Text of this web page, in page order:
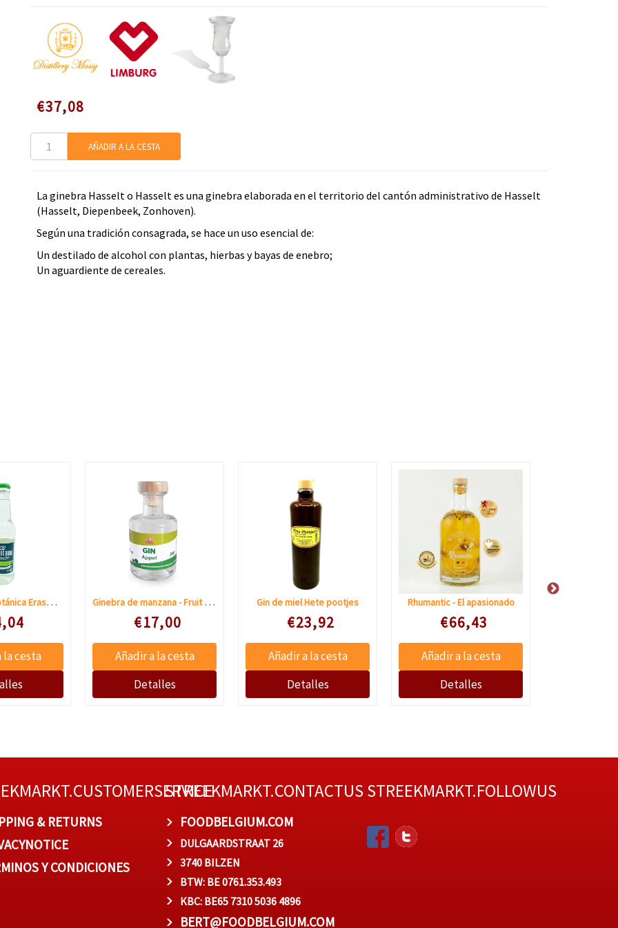
Speciale
€37,08
AÑADIR A LA CESTA
La ginebra Hasselt o Hasselt es una ginebra elaborada en el territorio del cantón administrativo de Hasselt
(Hasselt, Diepenbeek, Zonhoven).
Según una tradición consagrada, se hace un uso esencial de:
Un destilado de alcohol con plantas, hierbas y bayas de enebro;
Un aguardiente de cereales.
Agua Tónica Botánica Erasmus Bond
prijs
Ginebra de manzana - Fruit Vanhellemont
Speciale prijs
€17,00
Gin de miel Hete pootjes
Speciale prijs
€23,92
Rhumantic - El apasionado
Speciale prijs
€66,43
& RETURNS
Y CONDICIONES
STREEKMARKT.CONTACTUS
FOODBELGIUM.COM
DULGAARDSTRAAT 26
3740 BILZEN
BTW: BE 0761.353.493
KBC: BE65 7310 5036 4896
BERT@FOODBELGIUM.COM
STREEKMARKT.FOLLOWUS